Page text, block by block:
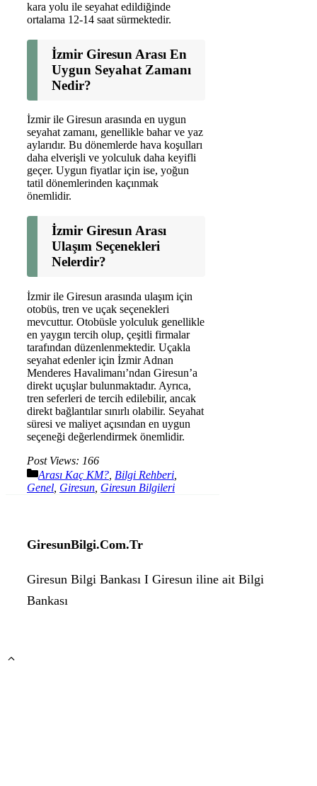
kara yolu ile seyahat edildiğinde
ortalama 12-14 saat sürmektedir.
İzmir Giresun Arası En
Uygun Seyahat Zamanı
Nedir?
İzmir ile Giresun arasında en uygun
seyahat zamanı, genellikle bahar ve yaz
aylarıdır. Bu dönemlerde hava koşulları
daha elverişli ve yolculuk daha keyifli
geçer. Uygun fiyatlar için ise, yoğun
tatil dönemlerinden kaçınmak
önemlidir.
İzmir Giresun Arası
Ulaşım Seçenekleri
Nelerdir?
İzmir ile Giresun arasında ulaşım için
otobüs, tren ve uçak seçenekleri
mevcuttur. Otobüsle yolculuk genellikle
en yaygın tercih olup, çeşitli firmalar
tarafından düzenlenmektedir. Uçakla
seyahat edenler için İzmir Adnan
Menderes Havalimanı’ndan Giresun’a
direkt uçuşlar bulunmaktadır. Ayrıca,
tren seferleri de tercih edilebilir, ancak
direkt bağlantılar sınırlı olabilir. Seyahat
süresi ve maliyet açısından en uygun
seçeneği değerlendirmek önemlidir.
Post Views: 166
Kategoriler
Arası Kaç KM? Bilgi Rehberi
Genel Giresun Giresun Bilgileri
GiresunBilgi.Com.Tr
Giresun Bilgi Bankası I Giresun iline ait Bilgi
Bankası